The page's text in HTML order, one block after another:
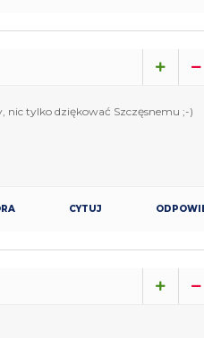
nic tylko dziękować Szczęsnemu ;-)
CYTUJ